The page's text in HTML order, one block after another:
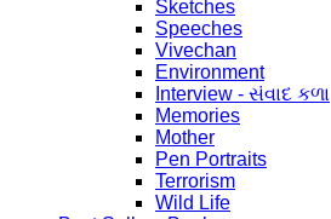
Sketches
Speeches
Vivechan
Environment
Interview - સંવાદ કળા
Memories
Mother
Pen Portraits
Terrorism
Wild Life